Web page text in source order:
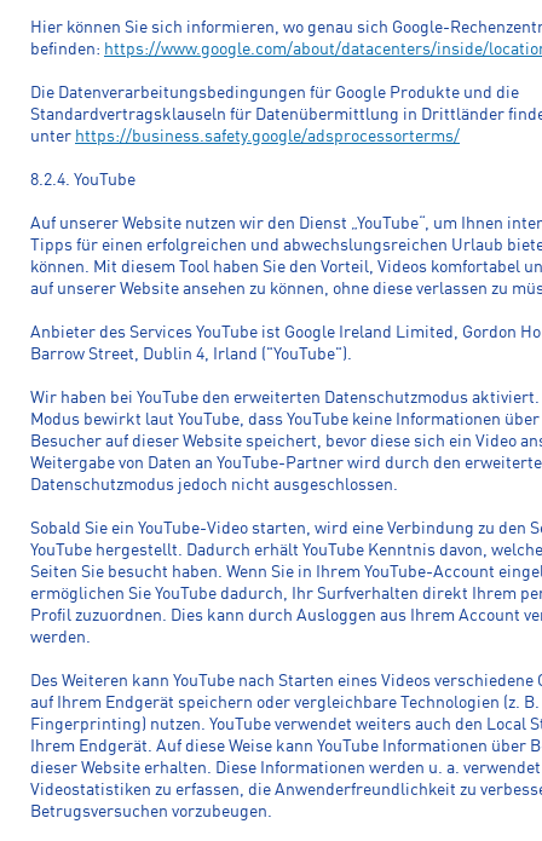
Hier können Sie sich informieren, wo genau sich Google-
befinden: https://www.google.com/about/datacenters/inside/
Die Datenverarbeitungsbedingungen für Google Produkte und die
Standardvertragsklauseln für Datenübermittlung in Drittländer
unter https://business.safety.google/adsprocessorterms/
8.2.4. YouTube
Auf unserer Website nutzen wir den Dienst „YouTube“, um Ihnen
Tipps für einen erfolgreichen und abwechslungsreichen Urlaub
können. Mit diesem Tool haben Sie den Vorteil, Videos komfortabel
auf unserer Website ansehen zu können, ohne diese verlassen zu
Anbieter des Services YouTube ist Google Ireland Limited, Gordon
Barrow Street, Dublin 4, Irland ("YouTube").
Wir haben bei YouTube den erweiterten Datenschutzmodus
Modus bewirkt laut YouTube, dass YouTube keine Informationen
Besucher auf dieser Website speichert, bevor diese sich ein Video
Weitergabe von Daten an YouTube-Partner wird durch den
Datenschutzmodus jedoch nicht ausgeschlossen.
Sobald Sie ein YouTube-Video starten, wird eine Verbindung zu den
YouTube hergestellt. Dadurch erhält YouTube Kenntnis davon,
Seiten Sie besucht haben. Wenn Sie in Ihrem YouTube-Account
ermöglichen Sie YouTube dadurch, Ihr Surfverhalten direkt Ihrem
Profil zuzuordnen. Dies kann durch Ausloggen aus Ihrem Account
werden.
Des Weiteren kann YouTube nach Starten eines Videos verschiedene
auf Ihrem Endgerät speichern oder vergleichbare Technologien (z. B.
Fingerprinting) nutzen. YouTube verwendet weiters auch den Local
Ihrem Endgerät. Auf diese Weise kann YouTube Informationen über
dieser Website erhalten. Diese Informationen werden u. a.
Videostatistiken zu erfassen, die Anwenderfreundlichkeit zu
Betrugsversuchen vorzubeugen.